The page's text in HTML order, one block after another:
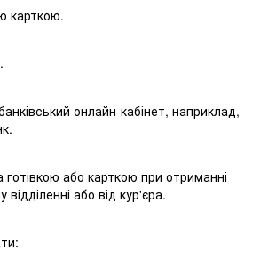
карткою.
онлайн-кабінет, наприклад,
або карткою при отриманні
або від кур'єра.